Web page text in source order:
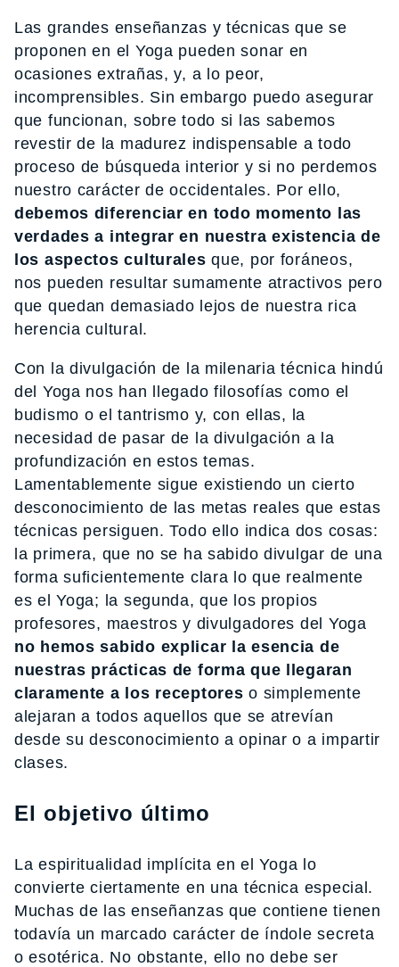
Las grandes enseñanzas y técnicas que se
proponen en el Yoga pueden sonar en
ocasiones extrañas, y, a lo peor,
incomprensibles. Sin embargo puedo asegurar
que funcionan, sobre todo si las sabemos
revestir de la madurez indispensable a todo
proceso de búsqueda interior y si no perdemos
nuestro carácter de occidentales. Por ello,
debemos diferenciar en todo momento las
verdades a integrar en nuestra existencia de
los aspectos culturales que, por foráneos,
nos pueden resultar sumamente atractivos pero
que quedan demasiado lejos de nuestra rica
herencia cultural.
Con la divulgación de la milenaria técnica hindú
del Yoga nos han llegado filosofías como el
budismo o el tantrismo y, con ellas, la
necesidad de pasar de la divulgación a la
profundización en estos temas.
Lamentablemente sigue existiendo un cierto
desconocimiento de las metas reales que estas
técnicas persiguen. Todo ello indica dos cosas:
la primera, que no se ha sabido divulgar de una
forma suficientemente clara lo que realmente
es el Yoga; la segunda, que los propios
profesores, maestros y divulgadores del Yoga
no hemos sabido explicar la esencia de
nuestras prácticas de forma que llegaran
claramente a los receptores o simplemente
alejaran a todos aquellos que se atrevían
desde su desconocimiento a opinar o a impartir
clases.
El objetivo último
La espiritualidad implícita en el Yoga lo
convierte ciertamente en una técnica especial.
Muchas de las enseñanzas que contiene tienen
todavía un marcado carácter de índole secreta
o esotérica. No obstante, ello no debe ser